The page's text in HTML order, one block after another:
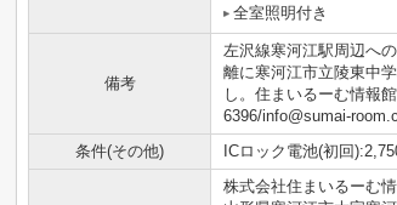
全室照明付き
備考
左沢線寒河江駅周辺へ
離に寒河江市立陵東中
し。住まいるーむ情報
6396/info@sumai-
条件(その他)
ICロック電池(初回
株式会社住まいるーむ